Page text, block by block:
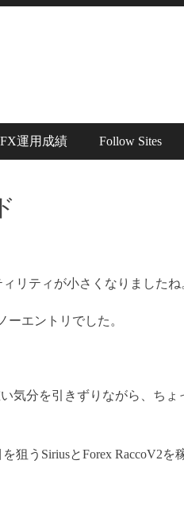
FX運用成績 Follow Sites
リティが小さくなりましたね
ーエントリでした。
気分を引きずりながら、ちょ
狙うSiriusとForex RaccoV2を